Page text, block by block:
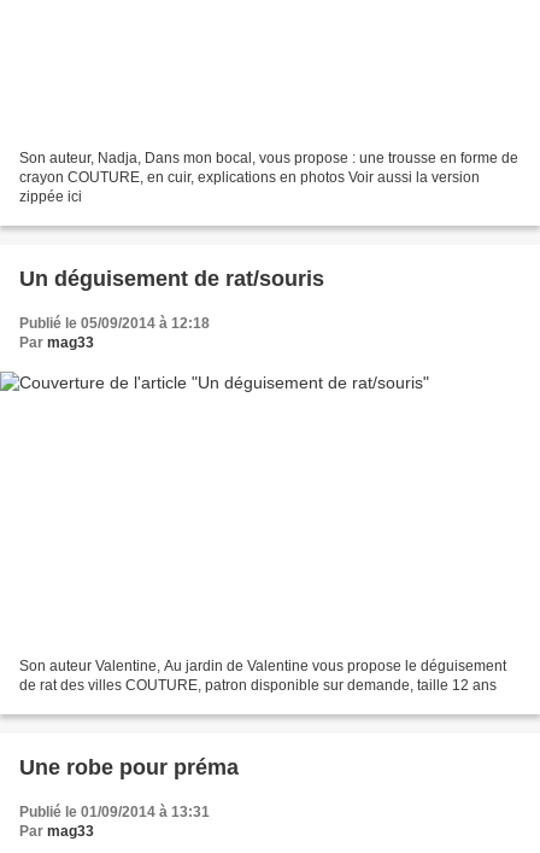
Son auteur, Nadja, Dans mon bocal, vous propose : une trousse en forme de
crayon COUTURE, en cuir, explications en photos Voir aussi la version
zippée ici
Un déguisement de rat/souris
Publié le 05/09/2014 à 12:18
Par mag33
Son auteur Valentine, Au jardin de Valentine vous propose le déguisement
de rat des villes COUTURE, patron disponible sur demande, taille 12 ans
Une robe pour préma
Publié le 01/09/2014 à 13:31
Par mag33